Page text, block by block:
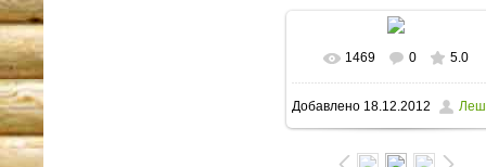
В реальном размере
1600x1063/ 358.9Kb
1469 0 5.0
Добавлено18.12.2012